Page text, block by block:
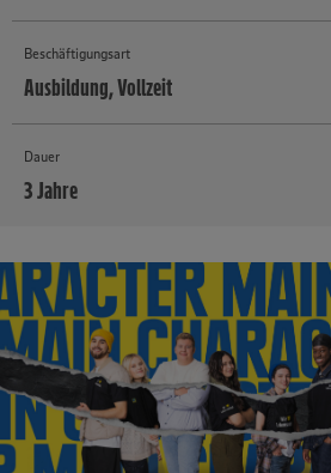
Beschäftigungsart
Ausbildung, Vollzeit
Dauer
3 Jahre